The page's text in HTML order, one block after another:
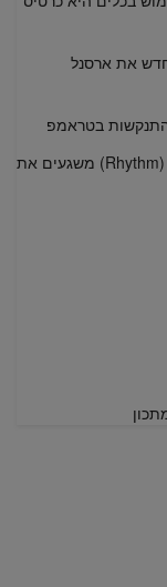
את ארסנל
בטראמפ
אמריקה גוט טאלנט – רוני הישראלית והכלב קצב (Rhythm) משגעים את